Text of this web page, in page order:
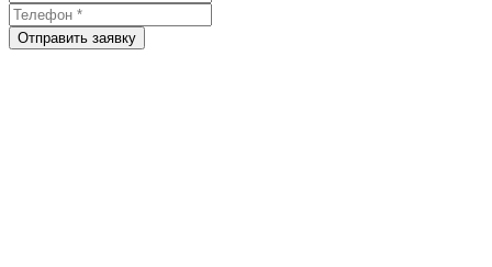
Отправить заявку